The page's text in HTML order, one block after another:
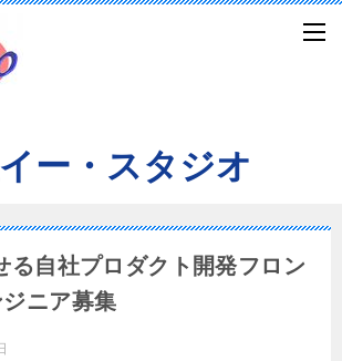
ー・スタジオ
る自社プロダクト開発フロン
ジニア募集